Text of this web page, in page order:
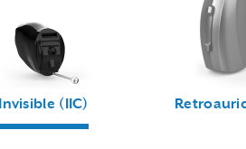
Invisible (IIC)